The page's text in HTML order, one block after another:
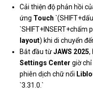
Cải thiện độ phản hồi
ứng Touch
`SHIFT+INSERT+chấm
layout) khi di chuyển
Bắt đầu từJAWS 2025,
Settings Center giờ
phiên dịch chữ nổi
`3.31.0.`